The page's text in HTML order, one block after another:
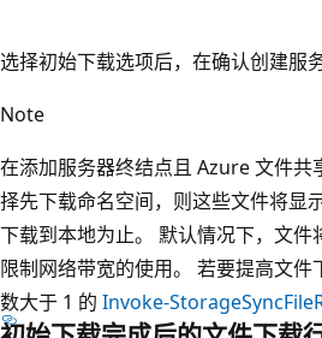
选择初始下载选项后，在确认创建服
Note
在添加服务器终结点且 Azure 文件共
择先下载命名空间，则这些文件将显
下载到本地为止。 默认情况下，文件
限制网络带宽的使用。 若要提高文
数大于 1 的 Invoke-